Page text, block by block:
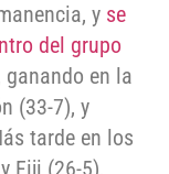
y se
del grupo
ganando en la
(33-7), y
tarde en los
Fiji (26-5),